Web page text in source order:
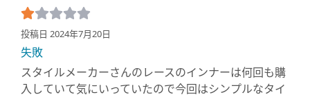
投稿日 2024年7月20日
失敗
スタイルメーカーさんのレースのインナーは何回も購
入していて気にいっていたので今回はシンプルなタイ